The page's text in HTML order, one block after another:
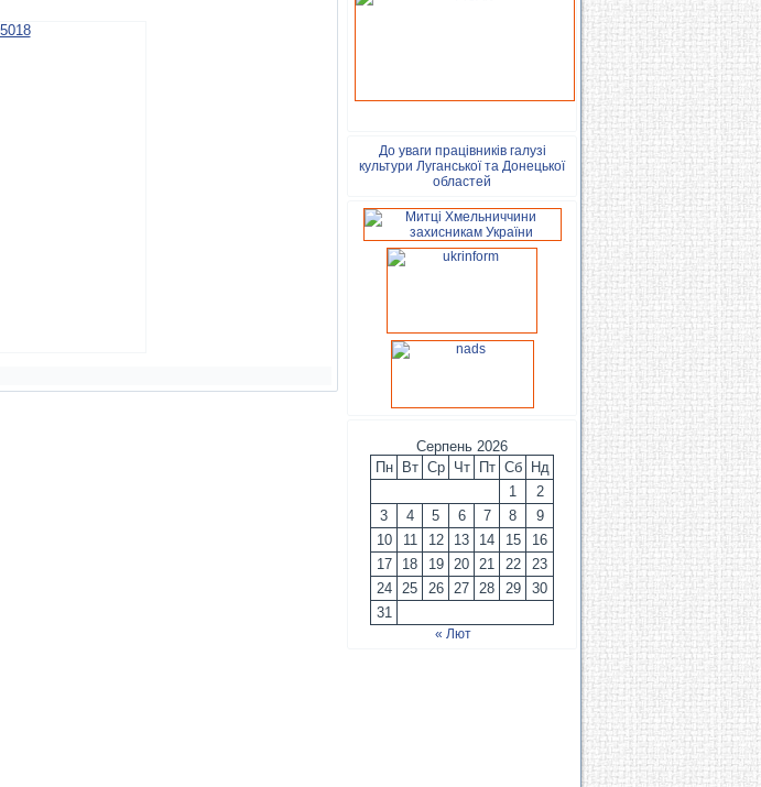
До уваги працівників галузі
культури Луганської та Донецької
областей
Серпень 2026
Пн
Вт Ср Чт Пт Сб
Нд
1
2
3
4 5 6 7 8
9
10
11 12 13 14 15
16
17
18 19 20 21 22
23
24
25 26 27 28 29
30
31
« Лют